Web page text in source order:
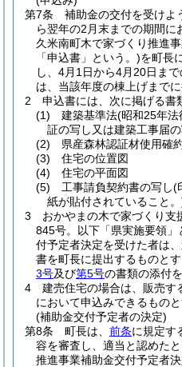
第7条
補助金の交付を受けよ
ら翌年の2月末までの期間に
久米南町木で家づくり推進
「申込書」という。)を町長
し、4月1日から4月20日ま
は、当該年度の棟上げまで
2
申込書には、次に掲げる書
(1)
建築基準法(昭和25年法
証の写し又は建築工事届
(2)
県産森林認証材使用確
(3)
住宅の位置図
(4)
住宅の平面図
(5)
工事請負契約書の写し(
紙が貼付されていること
3
おかやまの木で家づくり支
845号。以下「県実施要領」
付予定者決定を受けた者は
書を町長に提出するものとす
3号及び第5号の書類の添付
4
建売住宅の場合は、販売す
において申込みできるものと
(補助金交付予定者の決定)
第8条
町長は、 前条に規定す
容を審査し、適当と認めた
推進事業補助金交付予定者